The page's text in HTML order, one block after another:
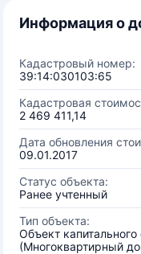
Информация о
Кадастровый номер:
39:14:030103:65
Кадастровая
2 469 411,14
Дата обновления
09.01.2017
Статус объекта:
Ранее учтенный
Тип объекта:
Объект
(Многоквартирный